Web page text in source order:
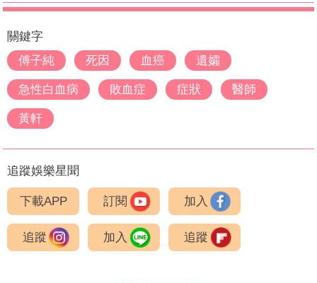
關鍵字
傅子純
死因 血癌 遺孀
急性白血病 敗血症 症狀 醫師
黃軒
追蹤娛樂星聞
下載APP 訂閱 加入
追蹤 加入 追蹤